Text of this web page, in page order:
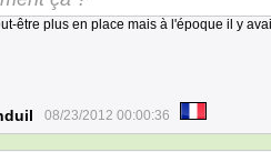
être plus en place mais à l'époque il y
08/23/2012 00:00:36